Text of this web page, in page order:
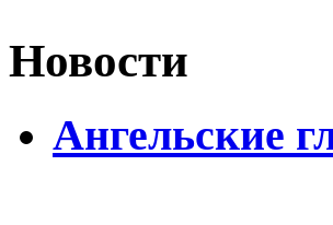
Новости
Ангельские